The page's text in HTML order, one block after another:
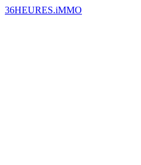
36HEURES.iMMO